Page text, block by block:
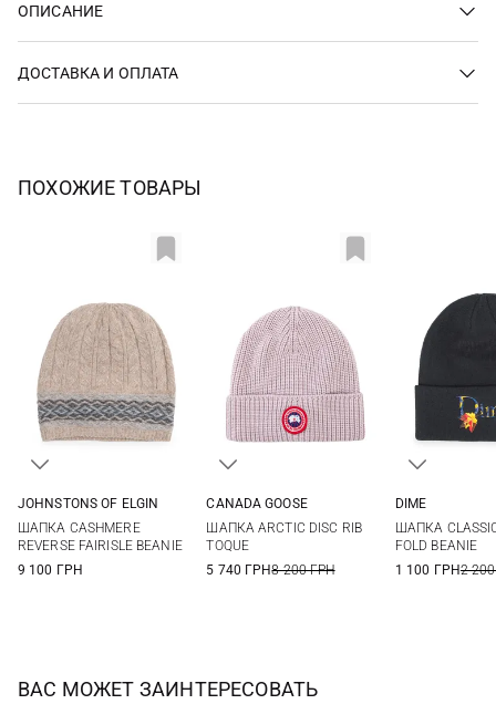
ОПИСАНИЕ
ДОСТАВКА И ОПЛАТА
ПОХОЖИЕ ТОВАРЫ
JOHNSTONS OF ELGIN
ШАПКА CASHMERE
REVERSE FAIRISLE BEANIE
9 100 ГРН
CANADA GOOSE
ШАПКА ARCTIC DISC RIB
TOQUE
5 740 ГРН8 200 ГРН
DIME
ШАПКА
FOLD BEANIE
1 100 ГРН2
ВАС МОЖЕТ ЗАИНТЕРЕСОВАТЬ